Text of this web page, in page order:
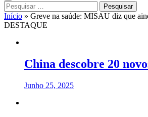
Pesquisar
por:
Início » Greve na saúde: MISAU diz que
DESTAQUE
China descobre 20
Junho 25, 2025